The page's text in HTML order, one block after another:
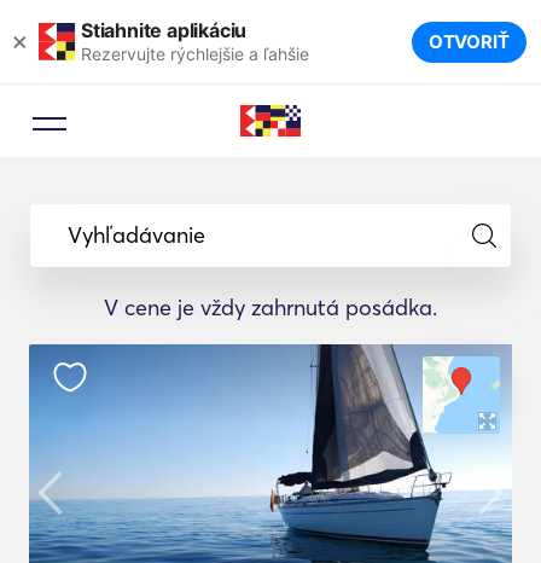
× Stiahnite aplikáciu
Rezervujte rýchlejšie a ľahšie OTVORIŤ
Vyhľadávanie
V cene je vždy zahrnutá posádka.